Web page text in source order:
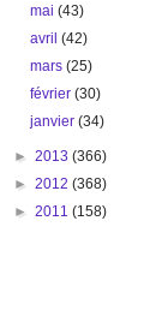
mai(43)
avril(42)
mars(25)
février(30)
janvier(34)
► 2013 (366)
► 2012 (368)
► 2011 (158)